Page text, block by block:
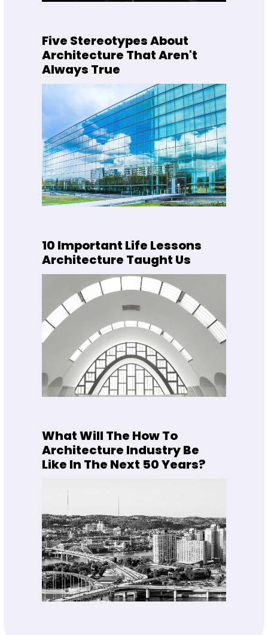
Five Stereotypes About
Architecture That Aren't
Always True
10 Important Life Lessons
Architecture Taught Us
What Will The How To
Architecture Industry Be
Like In The Next 50 Years?